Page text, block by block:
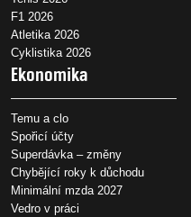
F1 2026
Atletika 2026
Cyklistika 2026
Ekonomika
Temu a clo
Spořicí účty
Superdávka – změny
Chybějící roky k důchodu
Minimální mzda 2027
Vedro v práci